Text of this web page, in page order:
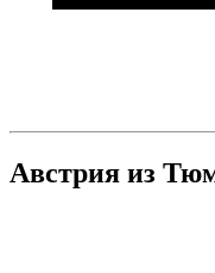
Австрия из